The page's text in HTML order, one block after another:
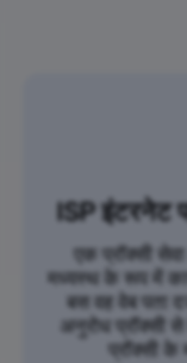
ISP इंटरनेट
एक प्रॉक्सी
मध्यस्थ के रूप में
बस वह वेब पता
अनुरोध प्रॉक्सी
प्रॉक्सी